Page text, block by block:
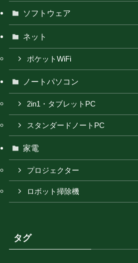
ソフトウェア
ネット
ポケットWiFi
ノートパソコン
2in1・タブレットPC
スタンダードノートPC
家電
プロジェクター
ロボット掃除機
タグ